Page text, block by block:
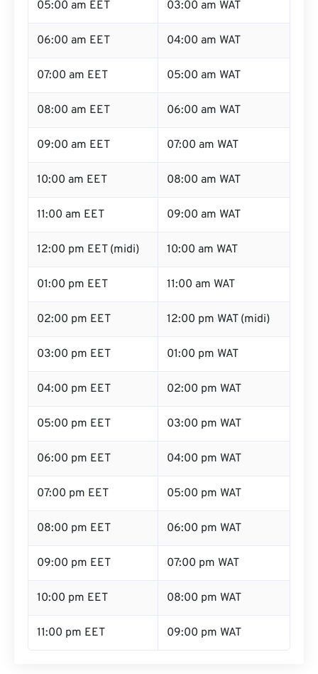
05:00 am EET 03:00 am WAT
06:00 am EET 04:00 am WAT
07:00 am EET 05:00 am WAT
08:00 am EET 06:00 am WAT
09:00 am EET 07:00 am WAT
10:00 am EET 08:00 am WAT
11:00 am EET 09:00 am WAT
12:00 pm EET (midi) 10:00 am WAT
01:00 pm EET 11:00 am WAT
02:00 pm EET 12:00 pm WAT (midi)
03:00 pm EET 01:00 pm WAT
04:00 pm EET 02:00 pm WAT
05:00 pm EET 03:00 pm WAT
06:00 pm EET 04:00 pm WAT
07:00 pm EET 05:00 pm WAT
08:00 pm EET 06:00 pm WAT
09:00 pm EET 07:00 pm WAT
10:00 pm EET 08:00 pm WAT
11:00 pm EET 09:00 pm WAT